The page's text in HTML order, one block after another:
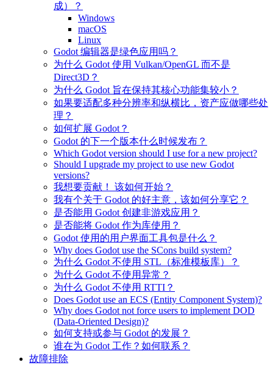
成）？
Windows
macOS
Linux
Godot 编辑器是绿色应用吗？
为什么 Godot 使用 Vulkan/OpenGL 而不是
Direct3D？
为什么 Godot 旨在保持其核心功能集较小？
如果要适配多种分辨率和纵横比，资产应做哪些处
理？
如何扩展 Godot？
Godot 的下一个版本什么时候发布？
Which Godot version should I use for a new project?
Should I upgrade my project to use new Godot
versions?
我想要贡献！ 该如何开始？
我有个关于 Godot 的好主意，该如何分享它？
是否能用 Godot 创建非游戏应用？
是否能将 Godot 作为库使用？
Godot 使用的用户界面工具包是什么？
Why does Godot use the SCons build system?
为什么 Godot 不使用 STL（标准模板库）？
为什么 Godot 不使用异常？
为什么 Godot 不使用 RTTI？
Does Godot use an ECS (Entity Component System)?
Why does Godot not force users to implement DOD
(Data-Oriented Design)?
如何支持或参与 Godot 的发展？
谁在为 Godot 工作？如何联系？
故障排除